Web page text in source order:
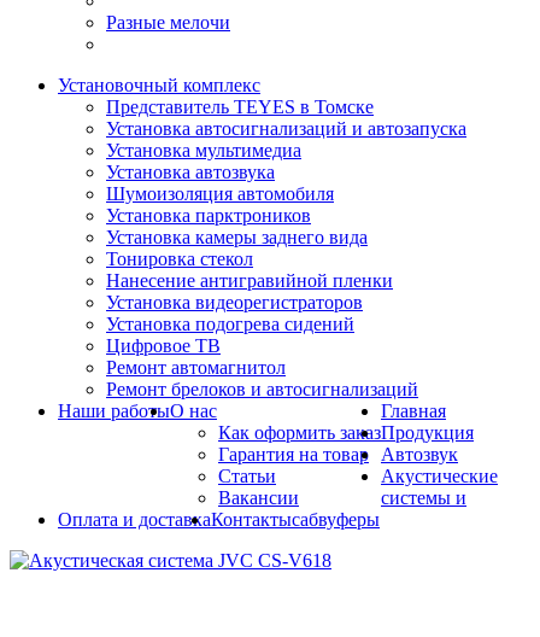
Разные мелочи
Установочный комплекс
Представитель TEYES в Томске
Установка автосигнализаций и автозапуска
Установка мультимедиа
Установка автозвука
Шумоизоляция автомобиля
Установка парктроников
Установка камеры заднего вида
Тонировка стекол
Нанесение антигравийной пленки
Установка видеорегистраторов
Установка подогрева сидений
Цифровое ТВ
Ремонт автомагнитол
Ремонт брелоков и автосигнализаций
Наши работыО нас
Как оформить заказ
Гарантия на товар
Статьи
Вакансии
Оплата и доставкаКонтакты
Главная
Продукция
Автозвук
Акустические
системы и
сабвуферы